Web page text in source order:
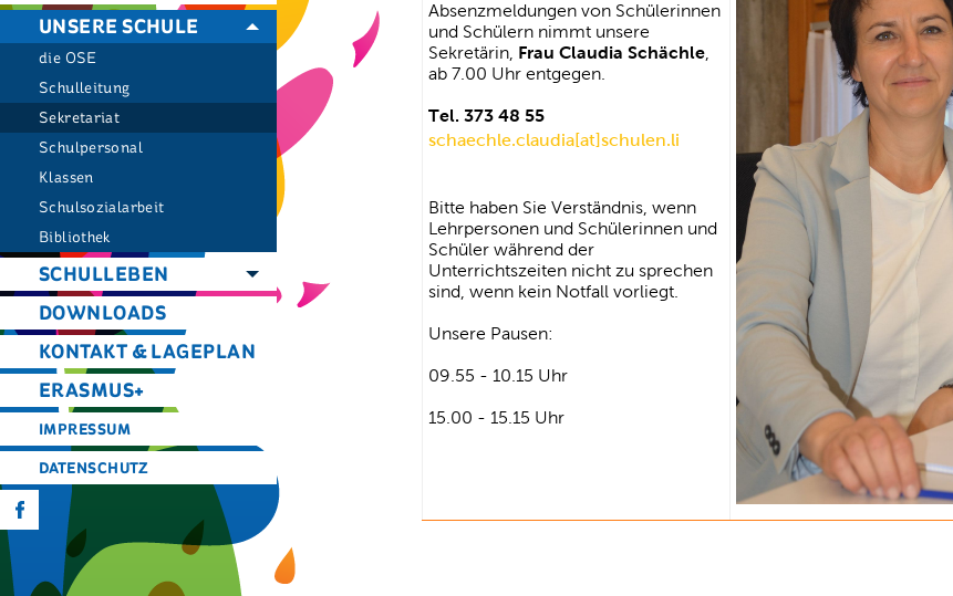
UNSERE SCHULE
die OSE
Schulleitung
Sekretariat
Schulpersonal
Klassen
Schulsozialarbeit
Bibliothek
SCHULLEBEN
DOWNLOADS
KONTAKT & LAGEPLAN
ERASMUS+
IMPRESSUM
DATENSCHUTZ
f
Absenzmeldungen von Schülerinnen
und Schülern nimmt unsere
Sekretärin, Frau Claudia Schächle,
ab 7.00 Uhr entgegen.
Tel. 373 48 55
schaechle.claudia[at]schulen.li
Bitte haben Sie Verständnis, wenn
Lehrpersonen und Schülerinnen und
Schüler während der
Unterrichtszeiten nicht zu sprechen
sind, wenn kein Notfall vorliegt.
Unsere Pausen:
09.55 - 10.15 Uhr
15.00 - 15.15 Uhr